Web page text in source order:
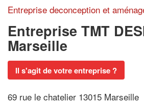
Entreprise deconception et
Entreprise TMT
Marseille
Il s'agit de votre entreprise ?
69 rue le chatelier 13015 Marseille